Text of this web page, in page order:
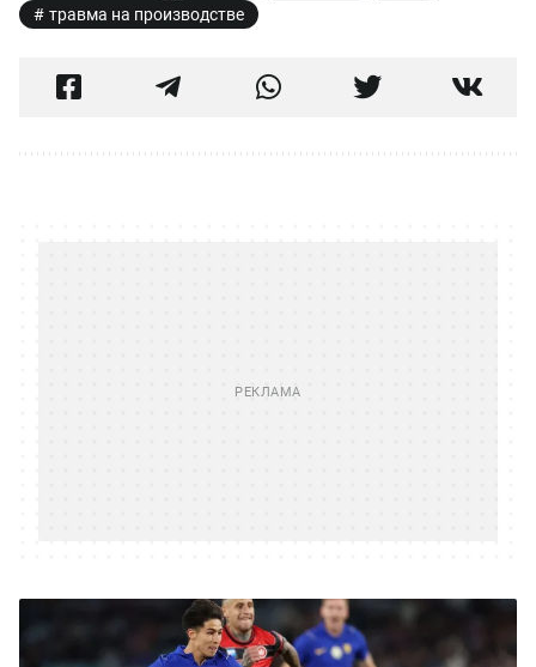
травма на производстве